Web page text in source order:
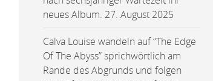
neues Album. 27. August 2025
Calva Louise wandeln auf “The Edge
Of The Abyss” sprichwörtlich am
Rande des Abgrunds und folgen